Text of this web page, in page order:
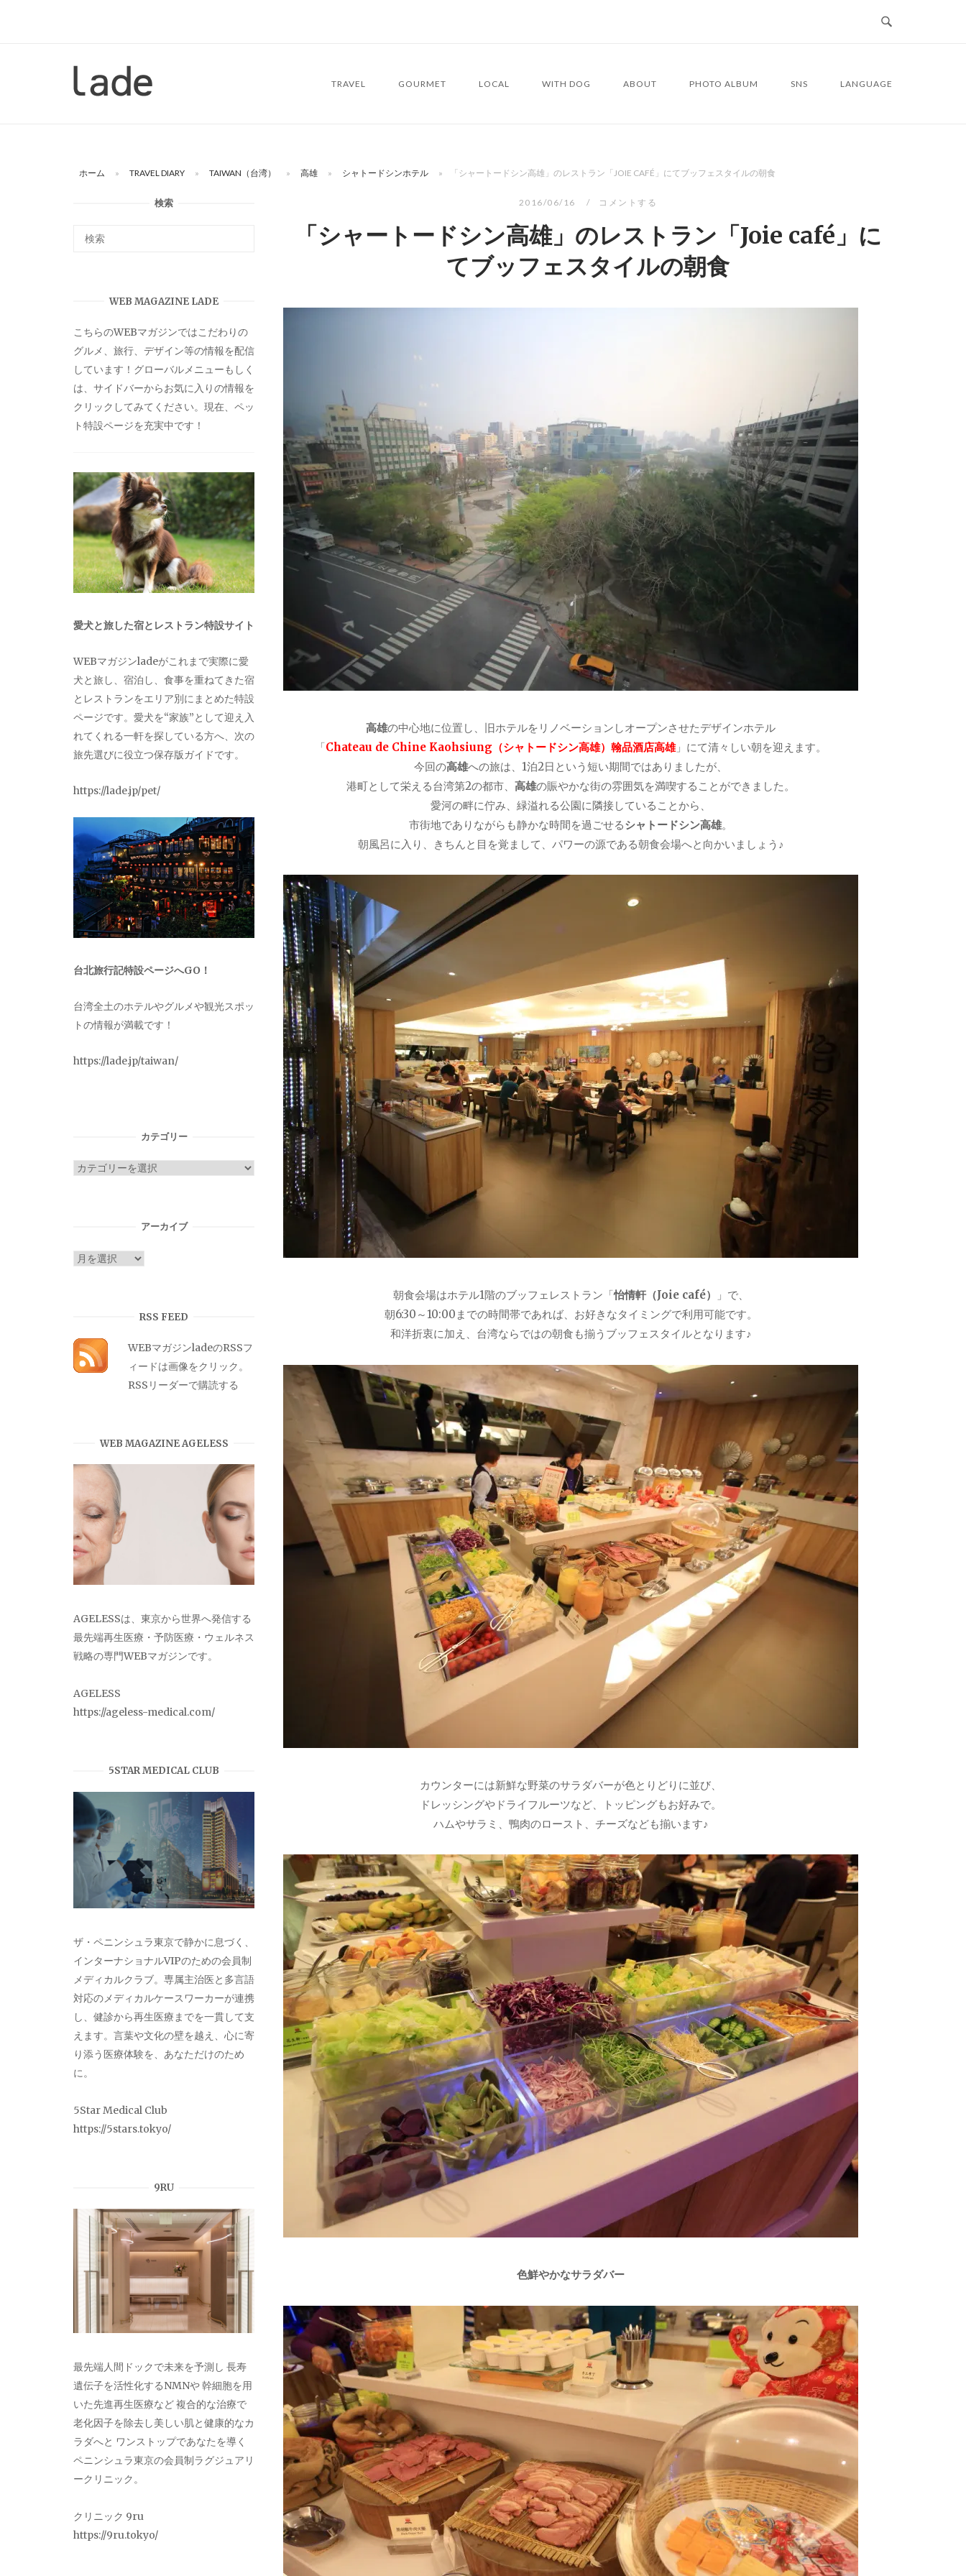
ー
TRAVEL GOURMET LOCAL WITH DOG ABOUT PHOTO ALBUM SNS LANGUAGE
ホーム » TRAVEL DIARY » TAIWAN（台湾） » 高雄 » シャトードシンホテル » 「シャートードシン高雄」のレストラン「JOIE CAFÉ」にてブッフェスタイルの朝食
2016/06/16 コメントする
「シャートードシン高雄」のレストラン「Joie café」に
てブッフェスタイルの朝食
高雄の中心地に位置し、旧ホテルをリノベーションしオープンさせたデザインホテル
「Chateau de Chine Kaohsiung（シャトードシン高雄）翰品酒店高雄」にて清々しい朝を迎えます。
今回の高雄への旅は、1泊2日という短い期間ではありましたが、
港町として栄える台湾第2の都市、 高雄の賑やかな街の雰囲気を満喫することができました。
愛河の畔に佇み、緑溢れる公園に隣接していることから、
市街地でありながらも静かな時間を過ごせるシャトードシン高雄。
朝風呂に入り、きちんと目を覚まして、パワーの源である朝食会場へと向かいましょう♪
朝食会場はホテル1階のブッフェレストラン「怡情軒（Joie café）
」で、
朝6:30～10:00までの時間帯であれば、お好きなタイミングで利用可能です。
和洋折衷に加え、台湾ならではの朝食も揃うブッフェスタイルとなります♪
カウンターには新鮮な野菜のサラダバーが色とりどりに並び、
ドレッシングやドライフルーツなど、トッピングもお好みで。
ハムやサラミ、鴨肉のロースト、チーズなども揃います♪
色鮮やかなサラダバー
検索
WEB MAGAZINE LADE
こちらのWEBマガジンではこだわりの
グルメ、旅行、デザイン等の情報を配信
しています！グローバルメニューもしく
は、サイドバーからお気に入りの情報を
クリックしてみてください。現在、ペッ
ト特設ページを充実中です！
愛犬と旅した宿とレストラン特設サイト
WEBマガジンladeがこれまで実際に愛
犬と旅し、宿泊し、食事を重ねてきた宿
とレストランをエリア別にまとめた特設
ページです。愛犬を“家族”として迎え入
れてくれる一軒を探している方へ、次の
旅先選びに役立つ保存版ガイドです。
https://lade.jp/pet/
台北旅行記特設ページへGO！
台湾全土のホテルやグルメや観光スポッ
トの情報が満載です！
https://lade.jp/taiwan/
カテゴリー
カ
アーカイブ
ア
RSS FEED
WEBマガジンladeのRSSフ
ィードは画像をクリック。
RSSリーダーで購読する
WEB MAGAZINE AGELESS
AGELESSは、東京から世界へ発信する
最先端再生医療・予防医療・ウェルネス
戦略の専門WEBマガジンです。
AGELESS
https://ageless-medical.com/
5STAR MEDICAL CLUB
ザ・ペニンシュラ東京で静かに息づく、
インターナショナルVIPのための会員制
メディカルクラブ。専属主治医と多言語
対応のメディカルケースワーカーが連携
し、健診から再生医療までを一貫して支
えます。言葉や文化の壁を越え、心に寄
り添う医療体験を、あなただけのため
に。
5Star Medical Club
https://5stars.tokyo/
9RU
最先端人間ドックで未来を予測し 長寿
遺伝子を活性化するNMNや 幹細胞を用
いた先進再生医療など 複合的な治療で
老化因子を除去し美しい肌と健康的なカ
ラダへと ワンストップであなたを導く
ペニンシュラ東京の会員制ラグジュアリ
ークリニック。
クリニック 9ru
https://9ru.tokyo/